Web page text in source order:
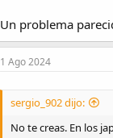
Un problema
1 Ago 2024
sergio_902 dijo:
No te creas. En los